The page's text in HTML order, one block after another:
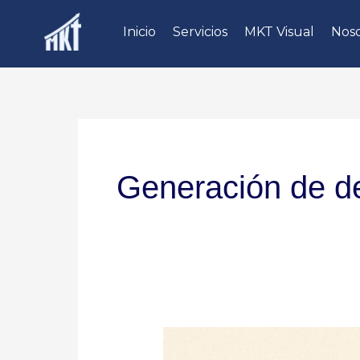
Inicio Servicios MKT Visual
Generación de